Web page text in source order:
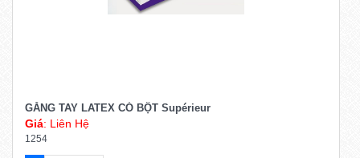
GĂNG TAY LATEX CÓ BỘT Supérieur
Giá: Liên Hệ
1254